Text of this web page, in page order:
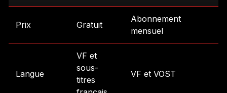
Prix Gratuit
Abonnement
mensuel
Langue
VF et
sous-
titres
VF et VOST